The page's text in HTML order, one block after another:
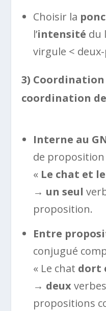
Choisir la
l’intensité du
virgule <
3)
coordination
Interne au
de proposition
« Le chat et
→ un seul
proposition.
Entre
conjugué
« Le chat dort
→ deux
propositions